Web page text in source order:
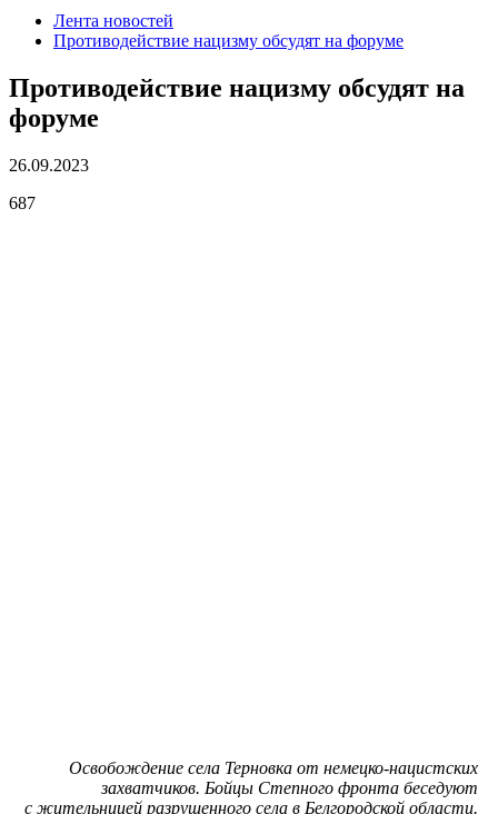
Лента новостей
Противодействие нацизму обсудят на форуме
Противодействие нацизму обсудят на
форуме
26.09.2023
687
Освобождение села Терновка от немецко-нацистских
захватчиков. Бойцы Степного фронта беседуют
с жительницей разрушенного села в Белгородской области.